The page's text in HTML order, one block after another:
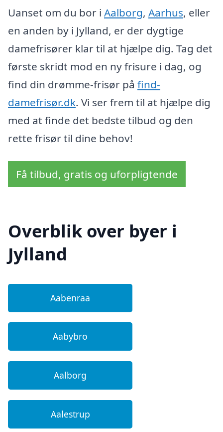
Uanset om du bor i Aalborg, Aarhus, eller
en anden by i Jylland, er der dygtige
damefrisører klar til at hjælpe dig. Tag det
første skridt mod en ny frisure i dag, og
find din drømme-frisør på find-
damefrisør.dk. Vi ser frem til at hjælpe dig
med at finde det bedste tilbud og den
rette frisør til dine behov!
Få tilbud, gratis og uforpligtende
Overblik over byer i
Jylland
Aabenraa
Aabybro
Aalborg
Aalestrup